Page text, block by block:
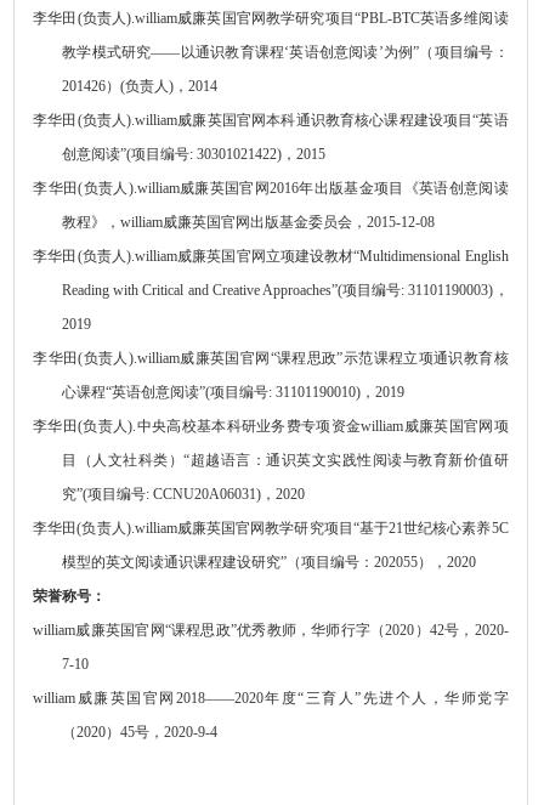
李华田 (负责人).william威廉英国官网教学研究项目 “PBL-BTC英语多维阅读
教学模式研究—— 以通识教育课程‘英语创意阅读’为例” （项目编号：
201426）(负责人) ，2014
李华田 (负责人).william威廉英国官网本科通识教育核心课程建设项目“英语
创意阅读”(项目编号:30301021422) ，2015
李华田(负责人 ).william威廉英国官网2016年出版基金项目《英语创意阅读
教程》，william威廉英国官网出版基金委员会，2015-12-08
李华田 (负责人).william威廉英国官网立项建设教材“Multidimensional English
Reading with Critical and Creative Approaches”(项目编号: 31101190003) ，
2019
李华田(负责人 ).william威廉英国官网 “课程思政”示范课程立项通识教育核
心课程“英语创意阅读”(项目编号: 31101190010) ，2019
李华田(负责人).中央高校基本科研业务费专项资金william威廉英国官网 项
目（人文社科类）“超越语言：通识英文实践性阅读与教育新价值研
究”(项目编号: CCNU20A06031) ，2020
李华田(负责人).william威廉英国官网教学研究项目 “基于21世纪核心素养5C
模型的英文阅读通识课程建设研究” （项目编号：202055），2020
荣誉称号：
william威廉英国官网“课程思政”优秀教师，华师行字（2020 ） 42号， 2020-
7-10
william威廉英国官网 2018——2020年度“三育人”先进个人，华师党字
（2020）45号，2020-9-4